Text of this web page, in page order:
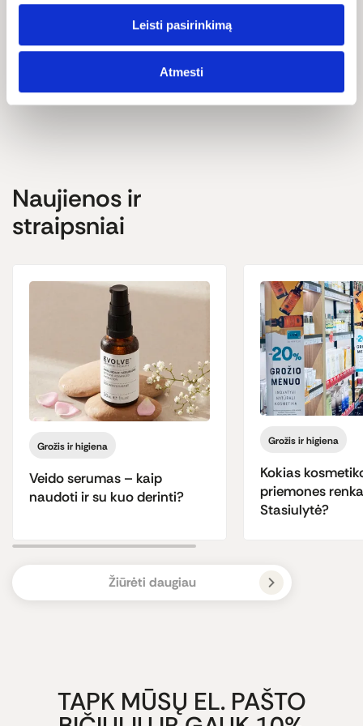
Leisti pasirinkimą
Atmesti
nobilis flower oil*, limonene*.
Naujienos ir
straipsniai
Grožis ir higiena
Veido serumas – kaip
naudoti ir su kuo derinti?
Grožis ir higiena
Kokias
priemones
Stasiulytė?
Žiūrėti daugiau
TAPK MŪSŲ EL. PAŠTO